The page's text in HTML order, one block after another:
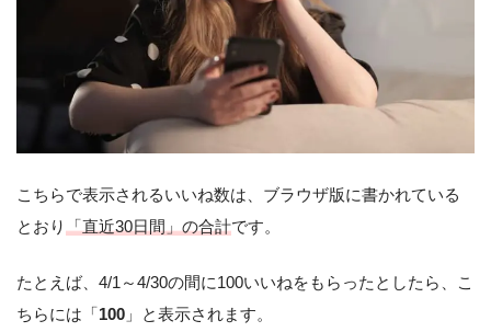
こちらで表示されるいいね数は、ブラウザ版に書かれている
とおり
「直近30日間」の合計です。
たとえば、4/1～4/30の間に100いいねをもらったとしたら、こ
ちらには「100 」と表示されます。